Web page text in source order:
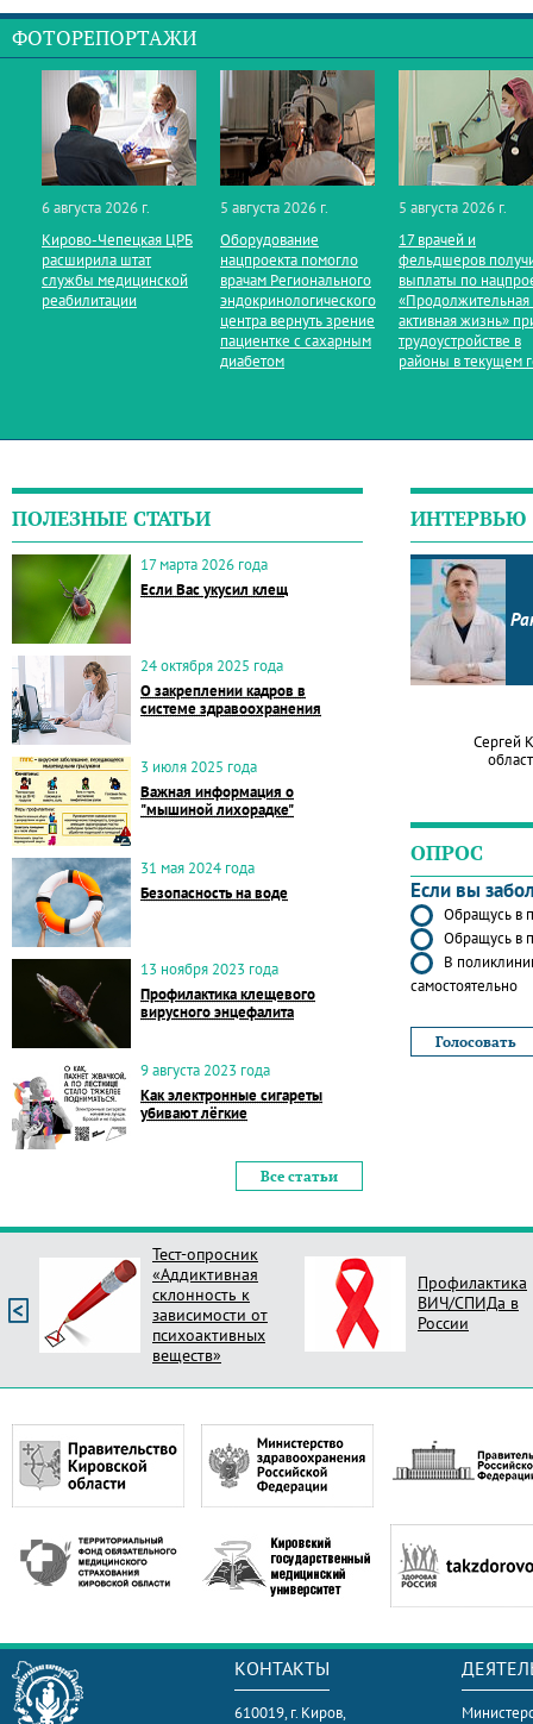
ФОТОРЕПОРТАЖИ
6 августа 2026 г.
Кирово‑Чепецкая ЦРБ
расширила штат
службы медицинской
реабилитации
5 августа 2026 г.
Оборудование
нацпроекта помогло
врачам Регионального
эндокринологического
центра вернуть зрение
пациентке с сахарным
диабетом
5 августа 2026 г.
17 врачей и
фельдшеров
выплаты по
«Продолжительная
активная жизнь»
трудоустройстве в
районы в текущем
ПОЛЕЗНЫЕ СТАТЬИ
17 марта 2026 года
Если Вас укусил клещ
24 октября 2025 года
О закреплении кадров в
системе здравоохранения
3 июля 2025 года
Важная информация о
"мышиной лихорадке"
31 мая 2024 года
Безопасность на воде
13 ноября 2023 года
Профилактика клещевого
вирусного энцефалита
9 августа 2023 года
Как электронные сигареты
убивают лёгкие
Все статьи
ИНТЕРВЬЮ
Сергей
ОПРОС
Если вы
Обращусь в
Обращусь в
В
самостоятельно
Тест-опросник
«Аддиктивная
склонность к
зависимости от
психоактивных
веществ»
Профилактика
ВИЧ/СПИДа в
России
КОНТАКТЫ
610019, г. Киров,